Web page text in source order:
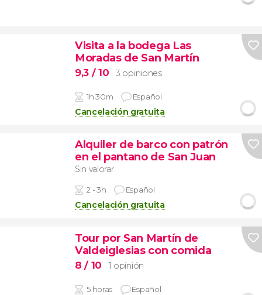
Visita a la bodega Las
Moradas de San Martín
9,3 / 10 3 opiniones
1h 30m Español
Cancelación gratuita
Alquiler de barco con patrón
en el pantano de San Juan
Sin valorar
2 - 3h Español
Cancelación gratuita
Tour por San Martín de
Valdeiglesias con comida
8/ 10 1 opinión
5 horas Español